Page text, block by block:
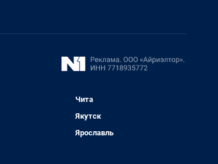
Чита
Якутск
Ярославль